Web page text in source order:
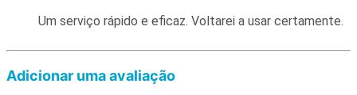
Um serviço rápido e eficaz. Voltarei a usar certamente.
Adicionar uma avaliação